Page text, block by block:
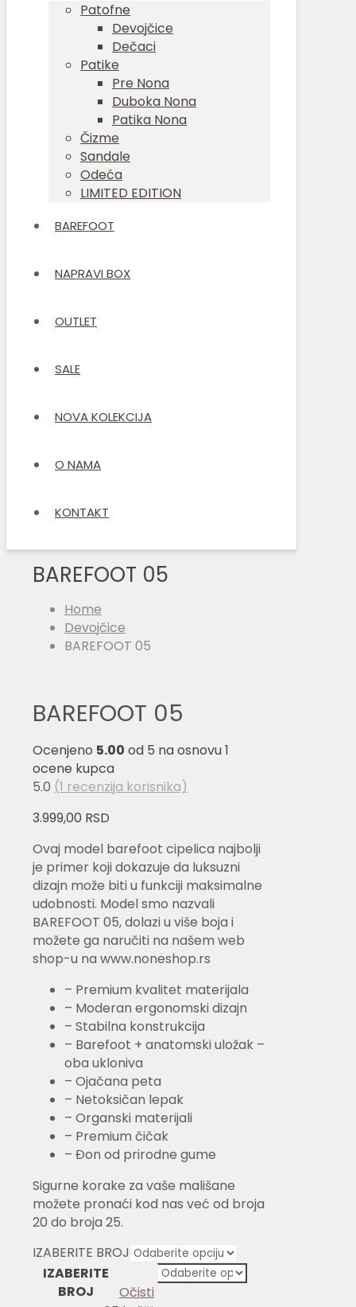
Patofne
Devojčice
Dečaci
Patike
Pre Nona
Duboka Nona
Patika Nona
Čizme
Sandale
Odeća
LIMITED EDITION
BAREFOOT
NAPRAVI BOX
OUTLET
SALE
NOVA KOLEKCIJA
O NAMA
KONTAKT
BAREFOOT 05
Home
Devojčice
BAREFOOT 05
BAREFOOT 05
Ocenjeno 5.00 od 5 na osnovu1
ocene kupca
5.0 (1 recenzija korisnika)
3.999,00 RSD
Ovaj model barefoot cipelica najbolji
je primer koji dokazuje da luksuzni
dizajn može biti u funkciji maksimalne
udobnosti. Model smo nazvali
BAREFOOT 05, dolazi u više boja i
možete ga naručiti na našem web
shop-u na www.noneshop.rs
– Premium kvalitet materijala
– Moderan ergonomski dizajn
– Stabilna konstrukcija
– Barefoot + anatomski uložak –
oba ukloniva
– Ojačana peta
– Netoksičan lepak
– Organski materijali
– Premium čičak
– Đon od prirodne gume
Sigurne korake za vaše mališane
možete pronaći kod nas već od broja
20 do broja 25.
IZABERITE BROJ
IZABERITE
BROJ
Očisti